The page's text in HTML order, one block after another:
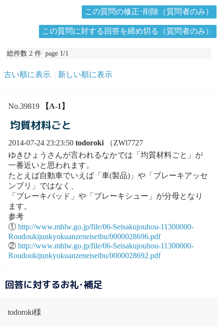
この質問の修正･削除（質問者のみ）
この質問に対する回答を締め切る（質問者のみ）
総件数 2 件 page 1/1
古い順に表示 新しい順に表示
No.39819 【A-1】
均質材料ごと
2014-07-24 23:23:50 todoroki （ZWl7727
ゆきひょうさんが言われるなかでは「均質材料ごと」が
一番近いと思われます。
たとえば自動車でいえば「車(製品)」や「ブレーキアッセ
ンブリ」ではなく、
「ブレーキパッド」や「ブレーキシュー」が分母となり
ます。
参考
① http://www.mhlw.go.jp/file/06-Seisakujouhou-11300000-
Roudoukijunkyokuanzeneiseibu/0000028696.pdf
② http://www.mhlw.go.jp/file/06-Seisakujouhou-11300000-
Roudoukijunkyokuanzeneiseibu/0000028692.pdf
回答に対するお礼･補足
todoroki様